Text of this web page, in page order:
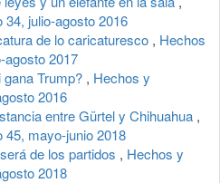
julio-agosto 2016
de lo caricaturesco , Hechos
2017
gana Trump? , Hechos y
2016
entre Gürtel y Chihuahua ,
mayo-junio 2018
de los partidos , Hechos y
2018